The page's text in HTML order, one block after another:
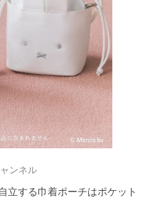
ンネル
立する巾着ポーチはポケット